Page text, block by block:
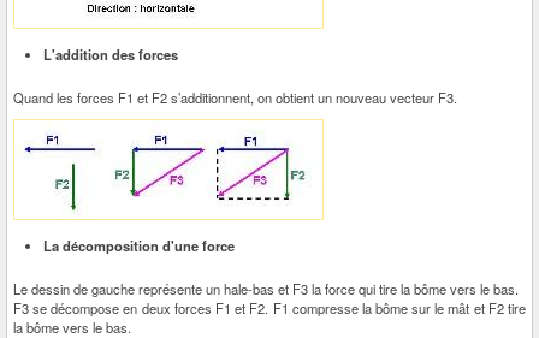
L'addition des forces
Quand les forces F1 et F2 s’additionnent, on obtient un nouveau vecteur F3.
La décomposition d'une force
Le dessin de gauche représente un hale-bas et F3 la force qui tire la bôme vers le bas.
F3 se décompose en deux forces F1 et F2. F1 compresse la bôme sur le mât et F2 tire
la bôme vers le bas.